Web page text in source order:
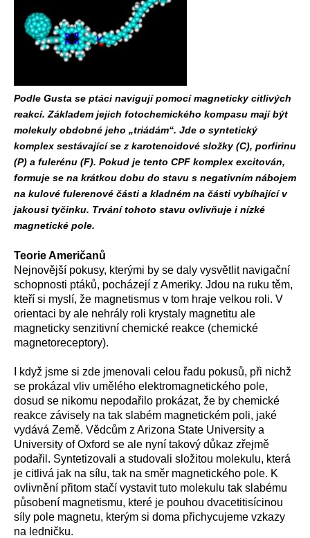
Podle Gusta se ptáci navigují pomocí magneticky citlivých
reakcí. Základem jejich fotochemického kompasu mají být
molekuly obdobné jeho „triádám“. Jde o syntetický
komplex sestávající se z karotenoidové složky (C), porfirinu
(P) a fulerénu (F). Pokud je tento CPF komplex excitován,
formuje se na krátkou dobu do stavu s negativním nábojem
na kulové fulerenové části a kladném na části vybíhající v
jakousi tyčinku. Trvání tohoto stavu ovlivňuje i nízké
magnetické pole.
Teorie Američanů
Nejnovější pokusy, kterými by se daly vysvětlit navigační
schopnosti ptáků, pocházejí z Ameriky. Jdou na ruku těm,
kteří si myslí, že magnetismus v tom hraje velkou roli. V
orientaci by ale nehrály roli krystaly magnetitu ale
magneticky senzitivní chemické reakce (chemické
magnetoreceptory).
I když jsme si zde jmenovali celou řadu pokusů, při nichž
se prokázal vliv umělého elektromagnetického pole,
dosud se nikomu nepodařilo prokázat, že by chemické
reakce závisely na tak slabém magnetickém poli, jaké
vydává Země. Vědcům z Arizona State University a
University of Oxford se ale nyní takový důkaz zřejmě
podařil. Syntetizovali a studovali složitou molekulu, která
je citlivá jak na sílu, tak na směr magnetického pole. K
ovlivnění přitom stačí vystavit tuto molekulu tak slabému
působení magnetismu, které je pouhou dvacetitisícinou
síly pole magnetu, kterým si doma přichycujeme vzkazy
na ledničku.